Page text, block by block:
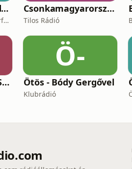
Cherry Parfüm Podcast
Cherry Garden Niche Parfüméria
Csonkamagyarország [Tilos Rádió podcast]
Tilos Rádió
Dallos Zoltán | BUSINESS
Ö-
Ötös - Bódy Gergővel
Klubrádió